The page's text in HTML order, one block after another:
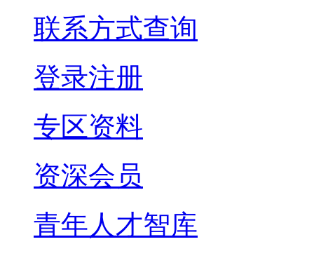
联系方式查询
登录注册
专区资料
资深会员
青年人才智库